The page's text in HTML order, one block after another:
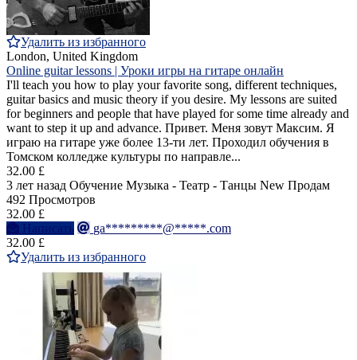
Удалить из избранного
London, United Kingdom
Online guitar lessons | Уроки игры на гитаре онлайн
I'll teach you how to play your favorite song, different techniques,
guitar basics and music theory if you desire. My lessons are suited
for beginners and people that have played for some time already and
want to step it up and advance. Привет. Меня зовут Максим. Я
играю на гитаре уже более 13-ти лет. Проходил обучения в
Томском колледже культуры по направле...
32.00 £
3 лет назад Обучение Музыка - Театр - Танцы New Продам
492 Просмотров
32.00 £
Написать
ga*********@*****.com
32.00 £
Удалить из избранного